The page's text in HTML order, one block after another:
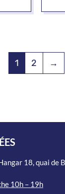
1 2 →
18, quai de
10h – 19h